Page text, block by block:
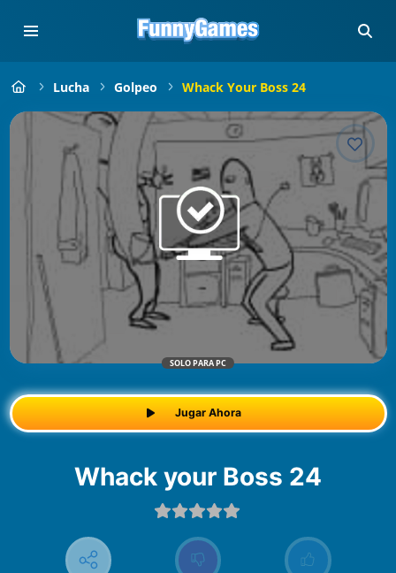
Lucha Golpeo Whack Your Boss 24
SOLO PARA PC
Jugar Ahora
Whack your Boss 24